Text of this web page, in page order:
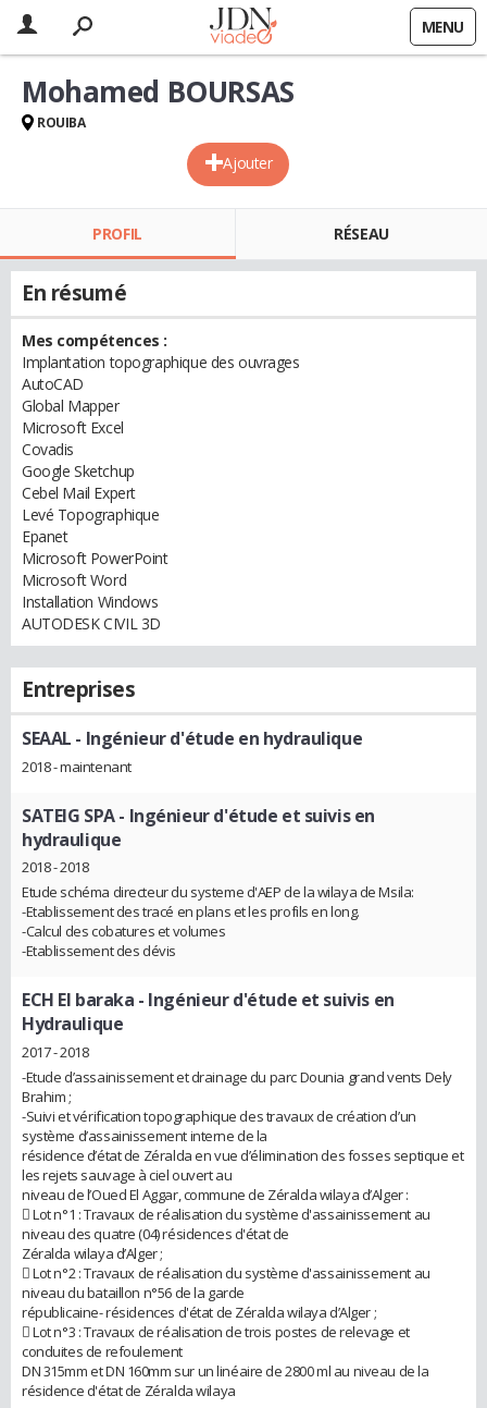
MENU
Ajouter
Mohamed BOURSAS
ROUIBA
PROFIL RÉSEAU
En résumé
Mes compétences :
Implantation topographique des ouvrages
AutoCAD
Global Mapper
Microsoft Excel
Covadis
Google Sketchup
Cebel Mail Expert
Levé Topographique
Epanet
Microsoft PowerPoint
Microsoft Word
Installation Windows
AUTODESK CIVIL 3D
Entreprises
SEAAL - Ingénieur d'étude en hydraulique
2018 - maintenant
SATEIG SPA- Ingénieur d'étude et suivis en
hydraulique
2018 - 2018
Etude schéma directeur du systeme d'AEP de la wilaya de Msila:
-Etablissement des tracé en plans et les profils en long.
-Calcul des cobatures et volumes
-Etablissement des dévis
ECH El baraka - Ingénieur d'étude et suivis en
Hydraulique
2017 - 2018
-Etude d’assainissement et drainage du parc Dounia grand vents Dely
Brahim ;
-Suivi et vérification topographique des travaux de création d’un
système d’assainissement interne de la
résidence d’état de Zéralda en vue d’élimination des fosses septique et
les rejets sauvage à ciel ouvert au
niveau de l’Oued El Aggar, commune de Zéralda wilaya d’Alger :
 Lot n°1 : Travaux de réalisation du système d'assainissement au
niveau des quatre (04) résidences d'état de
Zéralda wilaya d’Alger ;
 Lot n°2 : Travaux de réalisation du système d'assainissement au
niveau du bataillon n°56 de la garde
républicaine- résidences d'état de Zéralda wilaya d’Alger ;
 Lot n°3 : Travaux de réalisation de trois postes de relevage et
conduites de refoulement
DN 315mm et DN 160mm sur un linéaire de 2800 ml au niveau de la
résidence d'état de Zéralda wilaya